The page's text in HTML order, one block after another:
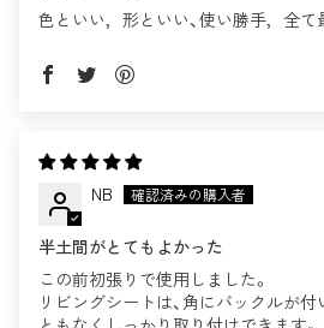
色といい，形といい、使い勝手，全て
NB
半土間がとてもよかった
この前初張りで使用しました。
リビングシートは、角にバックルが